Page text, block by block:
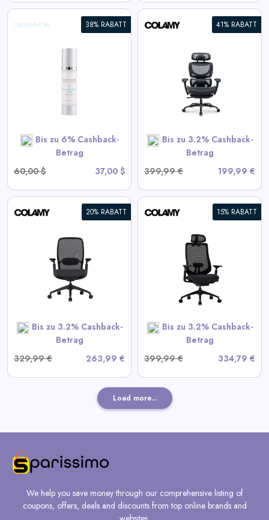
38% RABATT
Bis zu 6% Cashback-
Betrag
60,00 $
37,00 $
41% RABATT
Bis zu 3.2% Cashback-
Betrag
399,99 €
199,99 €
Ergonomischer Bürostuhl
View All Colamy Deals
SHOP NOW
20% RABATT
Bis zu 3.2% Cashback-
Betrag
329,99 €
263,99 €
15% RABATT
Bis zu 3.2% Cashback-
Betrag
399,99 €
334,79 €
COLAMY ATLAS-01 Exekutive
Ergonomischer Bürostuhl
View All Colamy Deals
SHOP NOW
Load more...
We help you save money through our comprehensive listing of
coupons, offers, deals and discounts from top online brands and